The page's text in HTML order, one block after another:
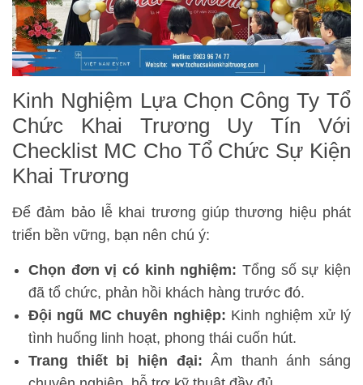
Kinh Nghiệm Lựa Chọn Công Ty Tổ
Chức Khai Trương Uy Tín Với
Checklist MC Cho Tổ Chức Sự Kiện
Khai Trương
Để đảm bảo lễ khai trương giúp thương hiệu phát
triển bền vững, bạn nên chú ý:
Chọn đơn vị có kinh nghiệm: Tổng số sự kiện
đã tổ chức, phản hồi khách hàng trước đó.
Đội ngũ MC chuyên nghiệp: Kinh nghiệm xử lý
tình huống linh hoạt, phong thái cuốn hút.
Trang thiết bị hiện đại: Âm thanh ánh sáng